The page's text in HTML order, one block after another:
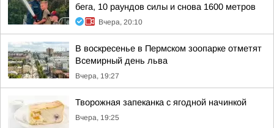
бега, 10 раундов силы и снова 1600 метров
Вчера, 20:10
В воскресенье в Пермском зоопарке отметят
Всемирный день льва
Вчера, 19:27
Творожная запеканка с ягодной начинкой
Вчера, 19:25